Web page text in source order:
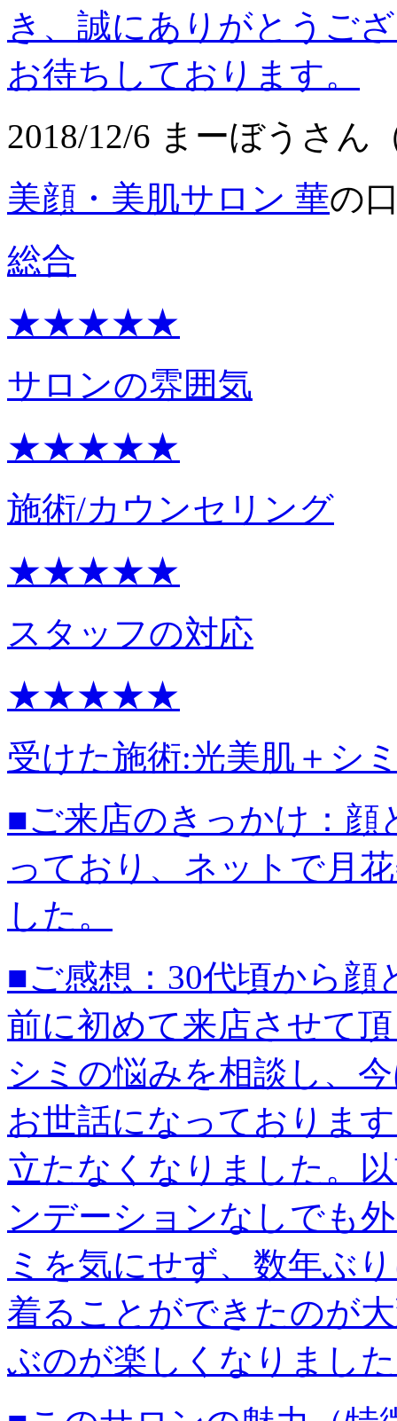
き、誠にありがとうご
お待ちしております。
2018/12/6 まーぼうさん
美顔・美肌サロン 華の
総合
★★★★★
サロンの雰囲気
★★★★★
施術/カウンセリング
★★★★★
スタッフの対応
★★★★★
受けた施術:光美肌＋シ
■ご来店のきっかけ： 顔
っており、ネットで月
した。
■ご感想： 30代頃から顔
前に初めて来店させて
シミの悩みを相談し、
お世話になっておりま
立たなくなりました。
ンデーションなしでも
ミを気にせず、数年ぶ
着ることができたのが
ぶのが楽しくなりまし